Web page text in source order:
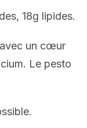
18g lipides.
un cœur
Le pesto